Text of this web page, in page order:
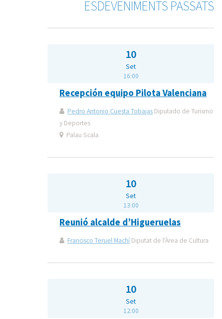
ESDEVENIMENTS PASSATS
10
Set
16:00
Recepción equipo Pilota Valenciana
Pedro Antonio Cuesta Tobajas Diputado de Turismo
y Deportes
Palau Scala
10
Set
13:00
Reunió alcalde d’Higueruelas
Francisco Teruel Machí Diputat de l'Àrea de Cultura
10
Set
12:00